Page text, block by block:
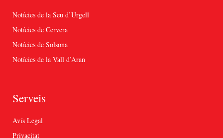
Notícies de la Seu d’Urgell
Notícies de Cervera
Notícies de Solsona
Notícies de la Vall d’Aran
Serveis
Avís Legal
Privacitat